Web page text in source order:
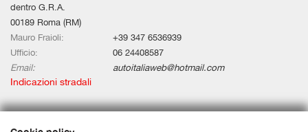
dentro G.R.A.
00189 Roma (RM)
Mauro Fraioli:
+39 347 6536939
Ufficio:
06 24408587
Email:
autoitaliaweb@hotmail.com
Indicazioni stradali